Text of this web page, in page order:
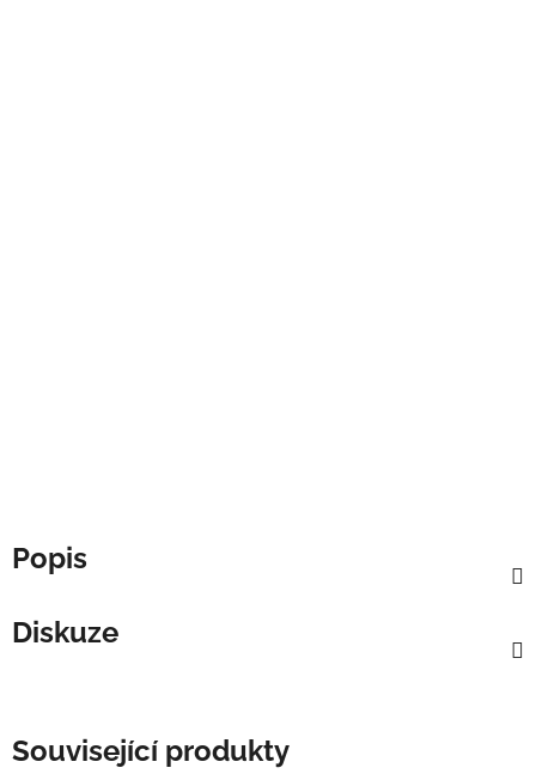
Popis
Diskuze
Související produkty